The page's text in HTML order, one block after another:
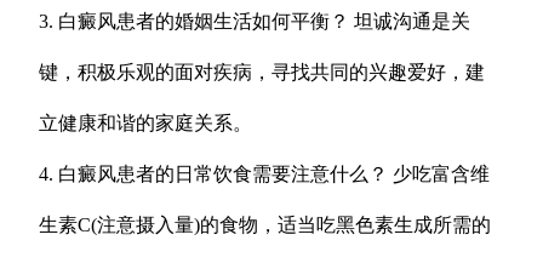
3. 白癜风患者的婚姻生活如何平衡？ 坦诚沟通是关
键，积极乐观的面对疾病，寻找共同的兴趣爱好，建
立健康和谐的家庭关系。
4. 白癜风患者的日常饮食需要注意什么？ 少吃富含维
生素C(注意摄入量)的食物，适当吃黑色素生成所需的